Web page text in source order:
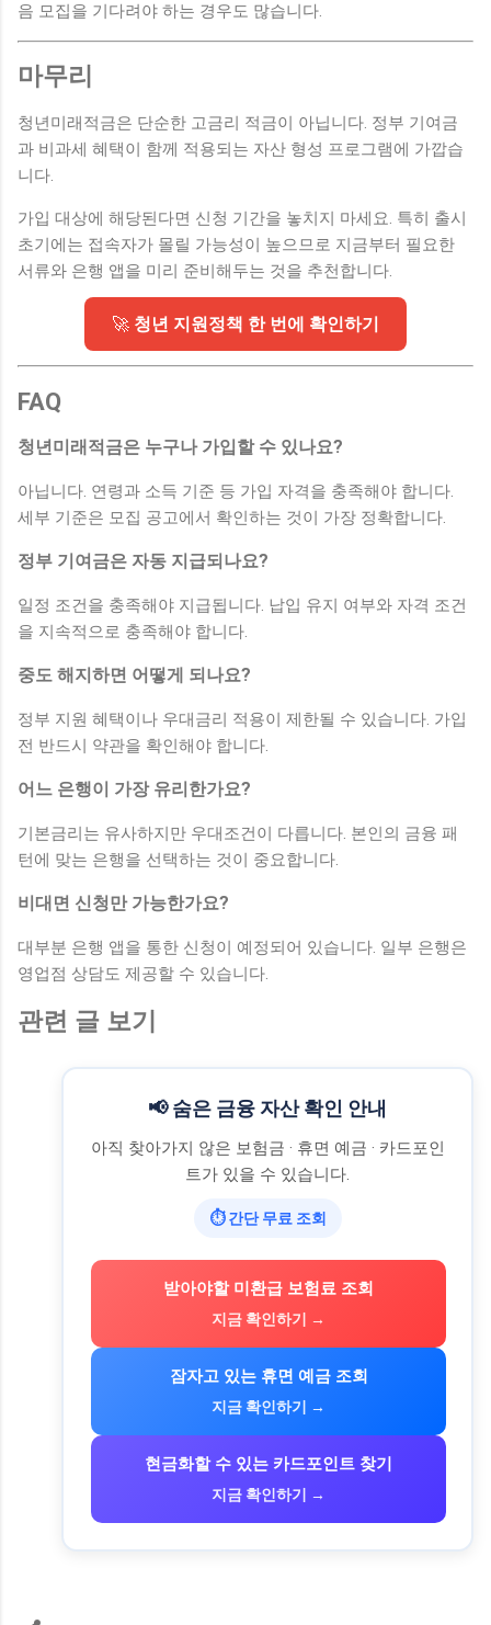
음 모집을 기다려야 하는 경우도 많습니다.
마무리
청년미래적금은 단순한 고금리 적금이 아닙니다. 정부 기여금
과 비과세 혜택이 함께 적용되는 자산 형성 프로그램에 가깝습
니다.
가입 대상에 해당된다면 신청 기간을 놓치지 마세요. 특히 출시
초기에는 접속자가 몰릴 가능성이 높으므로 지금부터 필요한
서류와 은행 앱을 미리 준비해두는 것을 추천합니다.
🚀 청년 지원정책 한 번에 확인하기
FAQ
청년미래적금은 누구나 가입할 수 있나요?
아닙니다. 연령과 소득 기준 등 가입 자격을 충족해야 합니다.
세부 기준은 모집 공고에서 확인하는 것이 가장 정확합니다.
정부 기여금은 자동 지급되나요?
일정 조건을 충족해야 지급됩니다. 납입 유지 여부와 자격 조건
을 지속적으로 충족해야 합니다.
중도 해지하면 어떻게 되나요?
정부 지원 혜택이나 우대금리 적용이 제한될 수 있습니다. 가입
전 반드시 약관을 확인해야 합니다.
어느 은행이 가장 유리한가요?
기본금리는 유사하지만 우대조건이 다릅니다. 본인의 금융 패
턴에 맞는 은행을 선택하는 것이 중요합니다.
비대면 신청만 가능한가요?
대부분 은행 앱을 통한 신청이 예정되어 있습니다. 일부 은행은
영업점 상담도 제공할 수 있습니다.
관련 글 보기
📢 숨은 금융 자산 확인 안내
아직 찾아가지 않은 보험금 · 휴면 예금 · 카드포인
트가 있을 수 있습니다.
⏱ 간단 무료 조회
받아야할 미환급 보험료 조회
지금 확인하기 →
잠자고 있는 휴면 예금 조회
지금 확인하기 →
현금화할 수 있는 카드포인트 찾기
지금 확인하기 →